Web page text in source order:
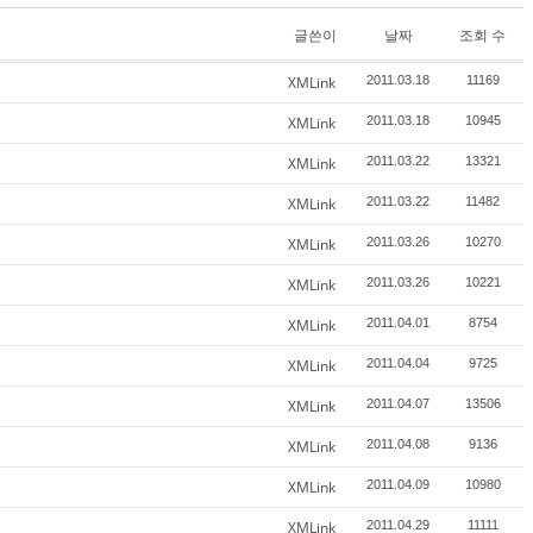
글쓴이 날짜 조회 수
XMLink 2011.03.18 11169
XMLink 2011.03.18 10945
XMLink 2011.03.22 13321
XMLink 2011.03.22 11482
XMLink 2011.03.26 10270
XMLink 2011.03.26 10221
XMLink 2011.04.01 8754
XMLink 2011.04.04 9725
XMLink 2011.04.07 13506
XMLink 2011.04.08 9136
XMLink 2011.04.09 10980
XMLink 2011.04.29 11111